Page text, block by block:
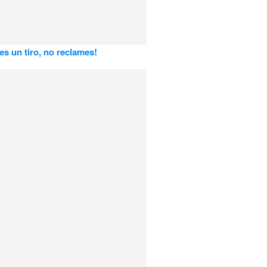
un tiro, no reclames!